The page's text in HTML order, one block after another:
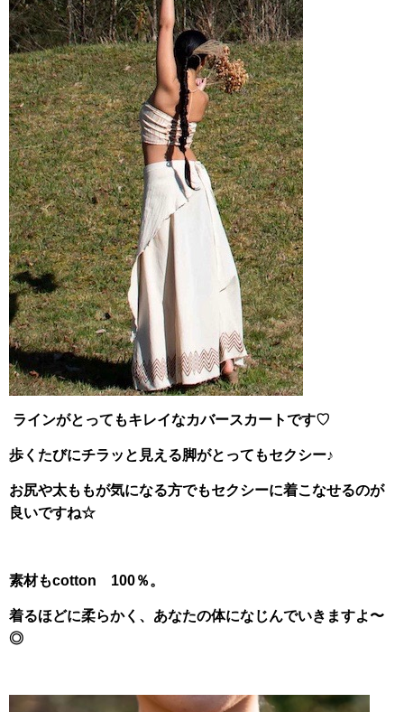
ラインがとってもキレイなカバースカートです♡
歩くたびにチラッと見える脚がとってもセクシー♪
お尻や太ももが気になる方でもセクシーに着こなせるのが
良いですね☆
素材もcotton 100％。
着るほどに柔らかく、あなたの体になじんでいきますよ〜
◎